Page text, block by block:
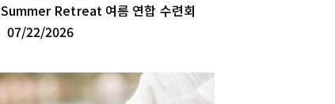
Summer Retreat 여름 연합 수련회
07/22/2026